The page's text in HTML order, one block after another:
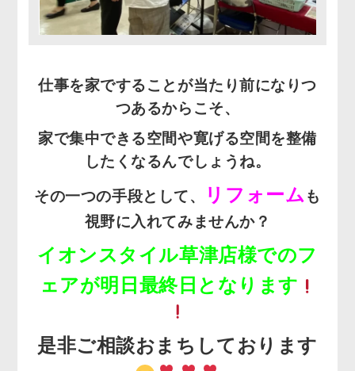
仕事を家ですることが当たり前になりつ
つあるからこそ、
家で集中できる空間や寛げる空間を整備
したくなるんでしょうね。
その一つの手段として、 リフォーム も
視野に入れてみませんか？
イオンスタイル草津店様でのフ
ェアが明日最終日となります
是非ご相談おまちしております